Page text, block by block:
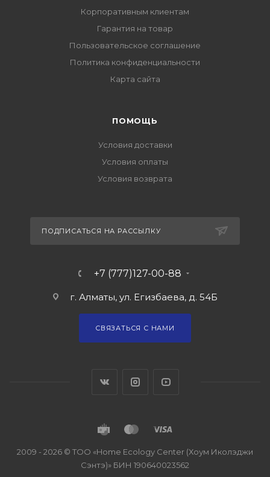
Корпоративным клиентам
Гарантия на товар
Пользовательское соглашение
Политика конфиденциальности
Карта сайта
ПОМОЩЬ
Условия доставки
Условия оплаты
Условия возврата
ПОДПИСАТЬСЯ НА РАССЫЛКУ
+7 (777)127-00-88
г. Алматы, ул. Егизбаева, д. 54Б
СВЯЗАТЬСЯ С НАМИ
2009 - 2026 © ТОО «Home Ecology Center (Хоум Иколэджи
Сэнтэ)» БИН 190640023562